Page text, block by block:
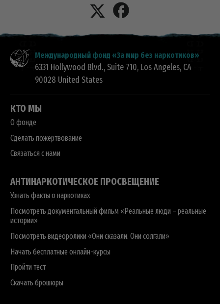
Международный фонд «За мир без наркотиков»
6331 Hollywood Blvd., Suite 710, Los Angeles, CA
90028 United States
КТО МЫ
О фонде
Сделать пожертвование
Связаться с нами
АНТИНАРКОТИЧЕСКОЕ ПРОСВЕЩЕНИЕ
Узнать факты о наркотиках
Посмотреть документальный фильм «Реальные люди – реальные
истории»
Посмотреть видеоролики «Они сказали. Они солгали»
Начать бесплатные онлайн-курсы
Пройти тест
Скачать брошюры